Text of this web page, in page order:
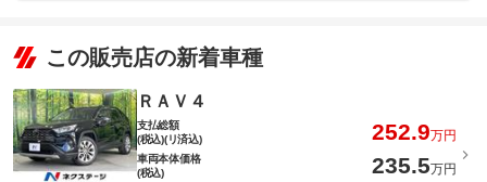
この販売店の新着車種
ＲＡＶ４
支払総額
(税込)(リ済込)
252.9万円
車両本体価格
(税込)
235.5万円